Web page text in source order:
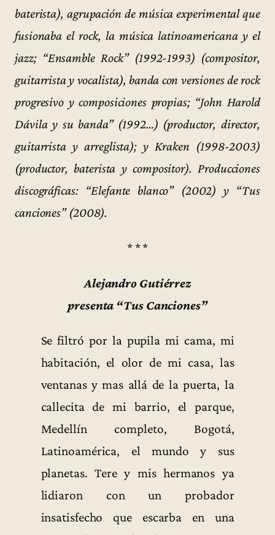
baterista), agrupación de música experimental que
fusionaba el rock, la música latinoamericana y el
jazz; “Ensamble Rock” (1992-1993) (compositor,
guitarrista y vocalista), banda con versiones de rock
progresivo y composiciones propias; “John Harold
Dávila y su banda” (1992…) (productor, director,
guitarrista y arreglista); y Kraken (1998-2003)
(productor, baterista y compositor). Producciones
discográficas: “Elefante blanco” (2002) y “Tus
canciones” (2008).
* * *
Alejandro Gutiérrez
presenta “Tus Canciones”
Se filtró por la pupila mi cama, mi
habitación, el olor de mi casa, las
ventanas y mas allá de la puerta, la
callecita de mi barrio, el parque,
Medellín completo, Bogotá,
Latinoamérica, el mundo y sus
planetas. Tere y mis hermanos ya
lidiaron con un probador
insatisfecho que escarba en una